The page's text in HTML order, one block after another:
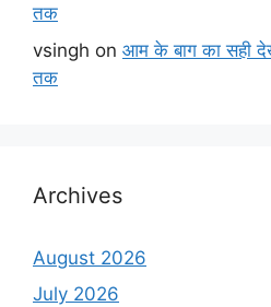
तक
vsingh on आम के बाग का सही
तक
Archives
August 2026
July 2026